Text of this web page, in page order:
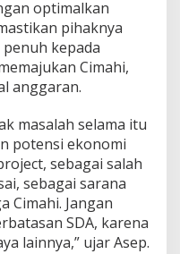
optimalkan
pihaknya
kepada
Cimahi,
anggaran.
masalah selama itu
potensi ekonomi
sebagai salah
sebagai sarana
Cimahi. Jangan
SDA, karena
lainnya,” ujar Asep.